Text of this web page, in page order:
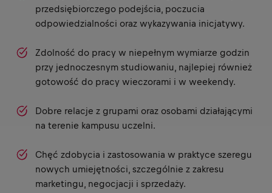
przedsiębiorczego podejścia, poczucia
odpowiedzialności oraz wykazywania inicjatywy.
Zdolność do pracy w niepełnym wymiarze godzin
przy jednoczesnym studiowaniu, najlepiej również
gotowość do pracy wieczorami i w weekendy.
Dobre relacje z grupami oraz osobami działającymi
na terenie kampusu uczelni.
Chęć zdobycia i zastosowania w praktyce szeregu
nowych umiejętności, szczególnie z zakresu
marketingu, negocjacji i sprzedaży.